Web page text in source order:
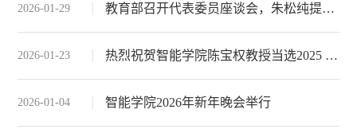
2026-01-29 教育部召开代表委员座谈会，朱松纯提出智能时代“何以为人”新内涵
2026-01-23 热烈祝贺智能学院陈宝权教授当选2025 ACM Fellow
2026-01-04 智能学院2026年新年晚会举行